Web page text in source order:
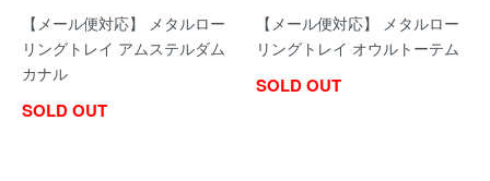
【メール便対応】 メタルロー
リングトレイ アムステルダム
カナル
SOLD OUT
【メール便対応】 メタルロー
リングトレイ オウルトーテム
SOLD OUT